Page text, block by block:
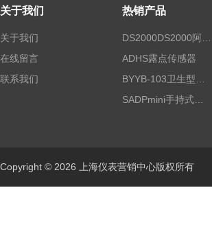
关于我们
关于我们
在线留言
联系我们
热销产品
ADHS露点传感器
Copyright © 2026 上海仪表营销中心版权所有